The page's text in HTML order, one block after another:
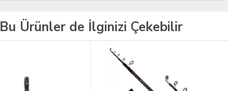
Bu Ürünler de İlginizi Çekebilir